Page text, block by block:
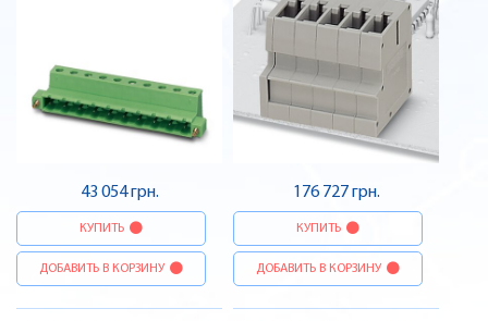
43 054 грн.
КУПИТЬ
ДОБАВИТЬ В КОРЗИНУ
176 727 грн.
КУПИТЬ
ДОБАВИТЬ В КОРЗИНУ